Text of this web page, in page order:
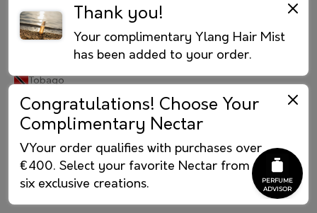
Tonga
(EUR €)
Tobago
(EUR €)
Tristan da
(EUR €)
Tunisia
Romania (EUR €)
Russia (RUB ₽)
San Marino (EUR €)
São Tomé & Príncipe (EUR €)
Saudi Arabia (EUR €)
Thank you!
Your complimentary Ylang Hair Mist
has been added to your order.
Congratulations! Choose Your
Complimentary Nectar
VYour order qualifies with purchases over
€400. Select your favorite Nectar from our
six exclusive creations.